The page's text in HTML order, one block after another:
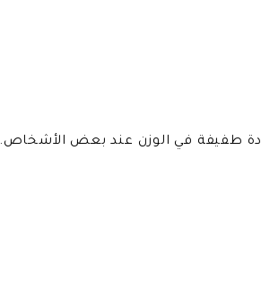
طفيفة في الوزن عند بعض الأشخاص.